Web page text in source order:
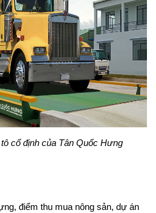
cố định của Tân Quốc Hưng
điểm thu mua nông sản, dự án